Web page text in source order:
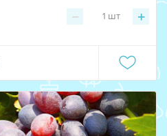
− +
1 шт